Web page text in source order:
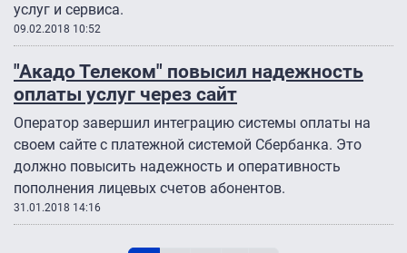
услуг и сервиса.
09.02.2018 10:52
"Акадо Телеком" повысил надежность
оплаты услуг через сайт
Оператор завершил интеграцию системы оплаты на
своем сайте с платежной системой Сбербанка. Это
должно повысить надежность и оперативность
пополнения лицевых счетов абонентов.
31.01.2018 14:16